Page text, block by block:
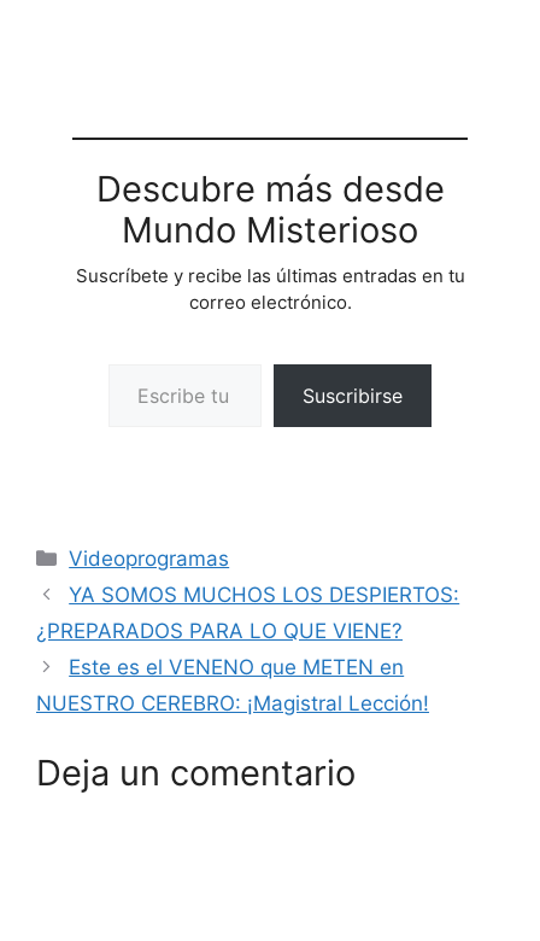
Descubre más desde
Mundo Misterioso
Suscríbete y recibe las últimas entradas en tu
correo electrónico.
Suscribirse
Categorías
Videoprogramas
YA SOMOS MUCHOS LOS DESPIERTOS:
¿PREPARADOS PARA LO QUE VIENE?
Este es el VENENO que METEN en
NUESTRO CEREBRO: ¡Magistral Lección!
Deja un comentario